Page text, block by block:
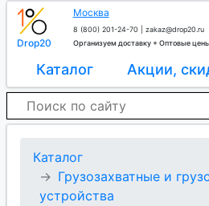
Drop20
Москва
8 (800) 201-24-70
zakaz@drop20.ru
Организуем доставку + Оптовые
Каталог Акции,
Каталог
Грузозахватные и
устройства